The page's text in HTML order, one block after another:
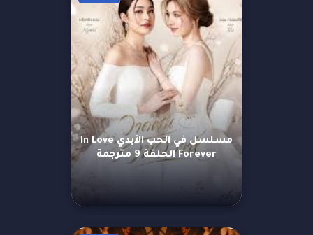
مسلسل في الحب الأبدي In Love
Forever الحلقة 9 مترجمة